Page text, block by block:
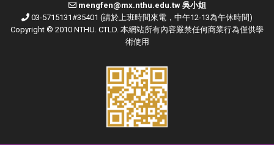
mengfen@mx.nthu.edu.tw 吳小姐
03-5715131#35401 (請於上班時間來電，中午12-13為午休時間)
Copyright © 2010 NTHU. CTLD. 本網站所有內容嚴禁任何商業行為僅供學
術使用